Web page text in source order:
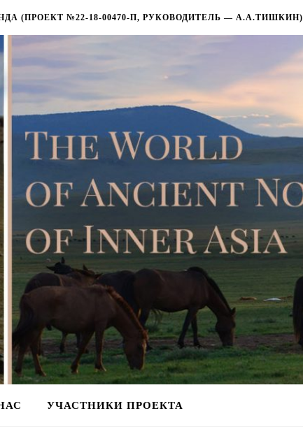
(ПРОЕКТ №22-18-00470-П, РУКОВОДИТЕЛЬ — А.А.ТИШКИН)
УЧАСТНИКИ ПРОЕКТА